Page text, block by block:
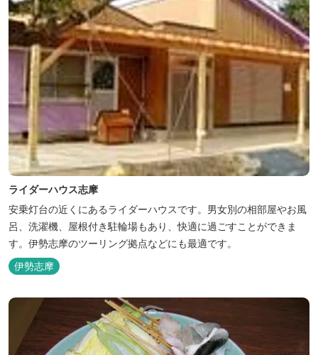
ライダーハウス志摩
安乗灯台の近くにあるライダーハウスです。男女別の相部屋やお風
呂、洗濯機、屋根付き駐輪場もあり、快適に過ごすことができま
す。伊勢志摩のツーリング拠点などにも最適です。
伊勢志摩